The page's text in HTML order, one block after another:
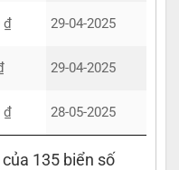
₫ 29-04-2025
29-04-2025
₫ 28-05-2025
135 biển số